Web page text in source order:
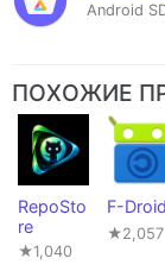
Android
ПОХОЖИЕ
RepoSto
re
★1,040
F-Droid
★2,057